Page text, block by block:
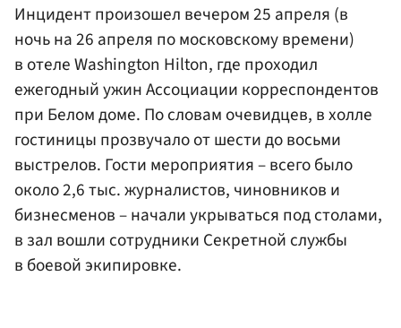
Инцидент произошел вечером 25 апреля (в
ночь на 26 апреля по московскому времени)
в отеле Washington Hilton, где проходил
ежегодный ужин Ассоциации корреспондентов
при Белом доме. По словам очевидцев, в холле
гостиницы прозвучало от шести до восьми
выстрелов. Гости мероприятия – всего было
около 2,6 тыс. журналистов, чиновников и
бизнесменов – начали укрываться под столами,
в зал вошли сотрудники Секретной службы
в боевой экипировке.